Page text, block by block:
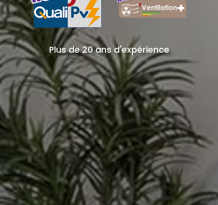
Plus de 20 ans d'expérience